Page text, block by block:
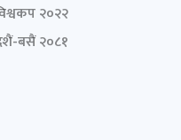
२०२२
बसैं २०८१